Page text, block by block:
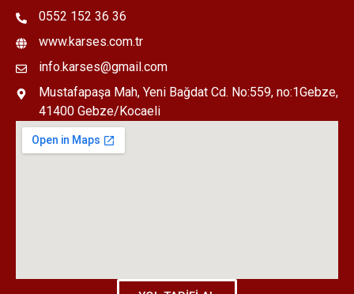
0552 152 36 36
www.karses.com.tr
info.karses@gmail.com
Mustafapaşa Mah, Yeni Bağdat Cd. No:559, no:1Gebze,
41400 Gebze/Kocaeli